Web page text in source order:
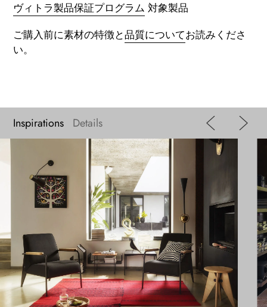
ヴィトラ製品保証プログラム 対象製品
ご購入前に素材の特徴と品質についてお読みくださ
い。
Inspirations Details